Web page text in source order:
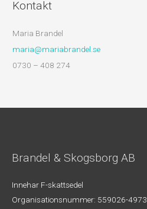
Kontakt
Maria Brandel
maria@mariabrandel.se
0730 – 408 274
Brandel & Skogsborg AB
Innehar F-skattsedel
Organisationsnummer: 559026-4973